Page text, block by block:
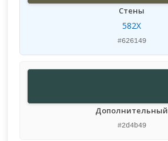
Стены
582X
#626149
Дополнительный
#2d4b49